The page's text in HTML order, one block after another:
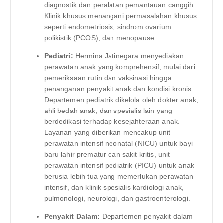
diagnostik dan peralatan pemantauan canggih.
Klinik khusus menangani permasalahan khusus
seperti endometriosis, sindrom ovarium
polikistik (PCOS), dan menopause.
Pediatri: Hermina Jatinegara menyediakan
perawatan anak yang komprehensif, mulai dari
pemeriksaan rutin dan vaksinasi hingga
penanganan penyakit anak dan kondisi kronis.
Departemen pediatrik dikelola oleh dokter anak,
ahli bedah anak, dan spesialis lain yang
berdedikasi terhadap kesejahteraan anak.
Layanan yang diberikan mencakup unit
perawatan intensif neonatal (NICU) untuk bayi
baru lahir prematur dan sakit kritis, unit
perawatan intensif pediatrik (PICU) untuk anak
berusia lebih tua yang memerlukan perawatan
intensif, dan klinik spesialis kardiologi anak,
pulmonologi, neurologi, dan gastroenterologi.
Penyakit Dalam: Departemen penyakit dalam